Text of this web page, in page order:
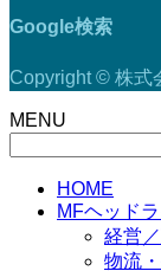
Google検索
Copyright © 株式
MENU
HOME
MFヘッド
経営
物流